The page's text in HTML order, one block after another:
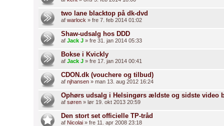
two lane blacktop på dk-dvd
af warlock » fre 7. feb 2014 01:02
Shaw-udsalg hos DDD
af Jack J » fre 31. jan 2014 05:33
Bokse i Kvickly
af Jack J » fre 17. jan 2014 00:41
CDON.dk (vouchere og tilbud)
af njhansen » man 13. aug 2012 16:24
Ophørs udsalg i Helsingørs ældste og sidste video
af søren » lør 19. okt 2013 20:59
Den stort set officielle TP-tråd
af Nicolai » fre 11. apr 2008 23:18